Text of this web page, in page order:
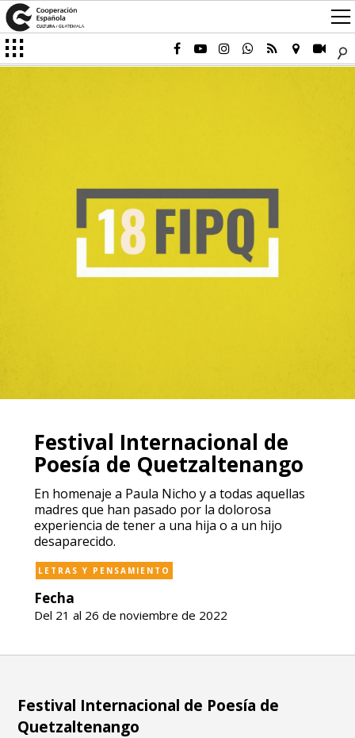
Festival Internacional de
Poesía de Quetzaltenango
En homenaje a Paula Nicho y a todas aquellas
madres que han pasado por la dolorosa
experiencia de tener a una hija o a un hijo
desaparecido.
LETRAS Y PENSAMIENTO
Fecha
Del 21 al 26 de noviembre de 2022
Festival Internacional de Poesía de
Quetzaltenango